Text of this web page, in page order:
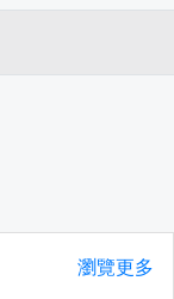
瀏覽更多